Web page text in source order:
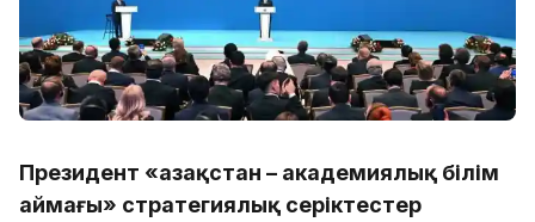
Президент «Қазақстан – академиялық білім
аймағы» стратегиялық серіктестер